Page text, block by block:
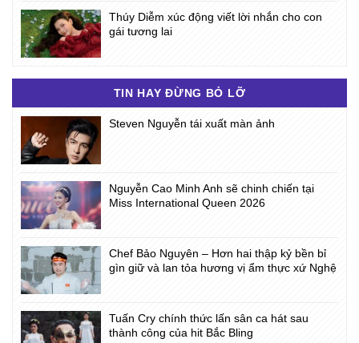
Thúy Diễm xúc động viết lời nhắn cho con
gái tương lai
TIN HAY ĐỪNG BỎ LỠ
Steven Nguyễn tái xuất màn ảnh
Nguyễn Cao Minh Anh sẽ chinh chiến tại
Miss International Queen 2026
Chef Bảo Nguyên – Hơn hai thập kỷ bền bỉ
gìn giữ và lan tỏa hương vị ẩm thực xứ Nghệ
Tuấn Cry chính thức lấn sân ca hát sau
thành công của hit Bắc Bling